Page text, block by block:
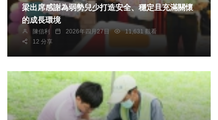
梁出席感謝為弱勢兒少打造安全、穩定且充滿關懷
的成長環境
陳信利 2026年四月27日
11,631 觀看
12 分享